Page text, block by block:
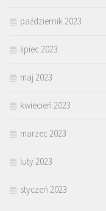
październik 2023
lipiec 2023
maj 2023
kwiecień 2023
marzec 2023
luty 2023
styczeń 2023